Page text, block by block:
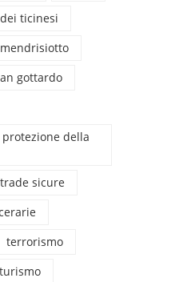
ticinesi
mendrisiotto
gottardo
della
sicure
terrorismo
turismo